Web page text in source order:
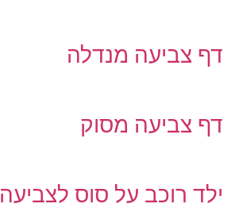
דף צביעה מנדלה
דף צביעה מסוק
ילד רוכב על סוס לצביעה